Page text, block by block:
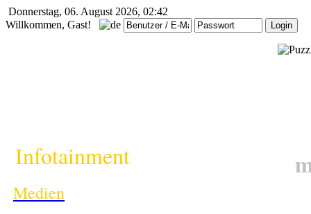
Donnerstag, 06. August 2026, 02:42
Willkommen, Gast!
Infotainment
Medien